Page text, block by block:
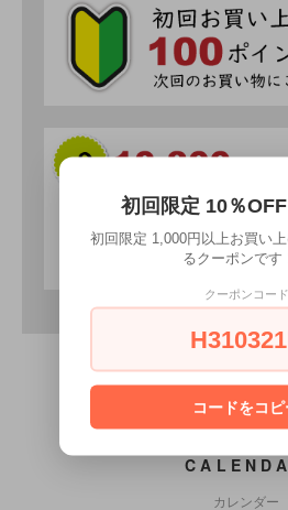
カレンダー
初回限定 10％
初回限定 1,000円以上お買い
るクーポンです
クーポンコード
コードをコピ